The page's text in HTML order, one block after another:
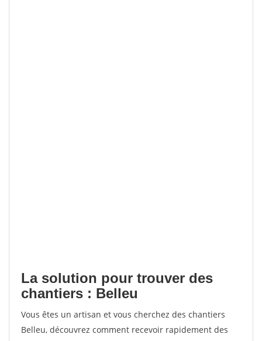
La solution pour trouver des
chantiers : Belleu
Vous êtes un artisan et vous cherchez des chantiers
Belleu, découvrez comment recevoir rapidement des